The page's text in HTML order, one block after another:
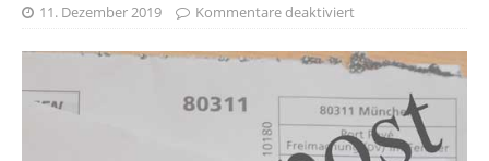
11. Dezember 2019 Kommentare deaktiviert